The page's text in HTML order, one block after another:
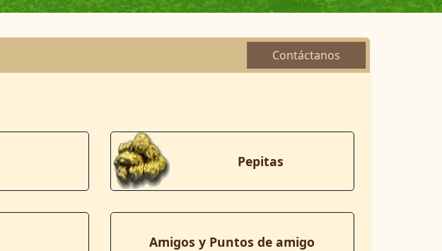
Contáctanos
Pepitas
Amigos y Puntos de amigo